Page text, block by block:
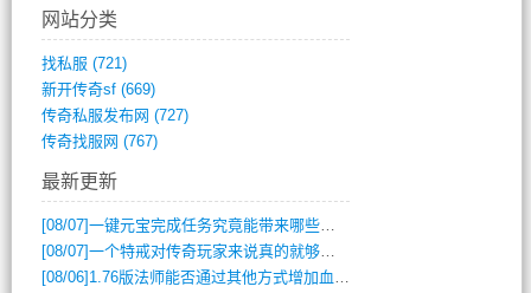
网站分类
找私服 (721)
新开传奇sf(669)
传奇私服发布网 (727)
传奇找服网 (767)
最新更新
[08/07]一键元宝完成任务究竟能带来哪些超值优势？
[08/07]一个特戒对传奇玩家来说真的就够用了吗？
[08/06] 1.76版法师能否通过其他方式增加血量？